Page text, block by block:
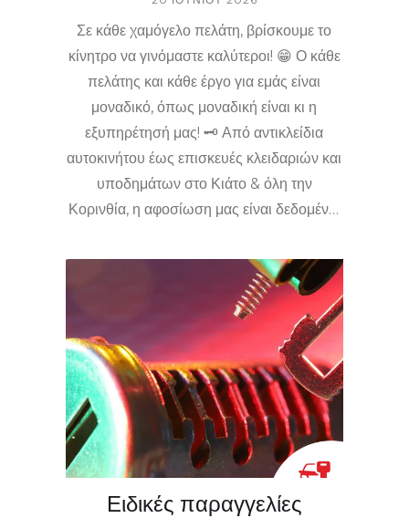
Σε κάθε χαμόγελο πελάτη, βρίσκουμε το
κίνητρο να γινόμαστε καλύτεροι! 😁 Ο κάθε
πελάτης και κάθε έργο για εμάς είναι
μοναδικό, όπως μοναδική είναι κι η
εξυπηρέτησή μας! 🗝️ Από αντικλείδια
αυτοκινήτου έως επισκευές κλειδαριών και
υποδημάτων στο Κιάτο & όλη την
Κορινθία, η αφοσίωση μας είναι δεδομένη.
φροντίζουμε να απολαμβάνετε γρήγορες
λύσεις σε κάθε σας ανάγκη. 📲 Καλέστε
τώρα τον κλειδαρά και τσαγκάρη Κιάτο για
άμεση εξυπηρέτηση και δείτε γιατί η
επιτυχία μας είστε εσείς! ✨🚪
Ειδικές παραγγελίες